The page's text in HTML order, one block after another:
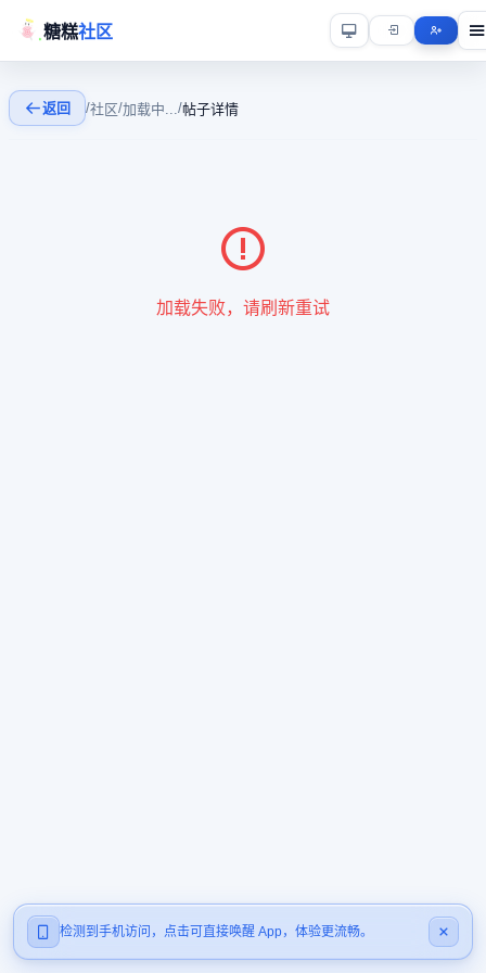
糖糕社区
检测到手机访问，点击可直接唤醒 App，体验更流畅。
返回 /社区/加载中.../帖子详情
加载失败，请刷新重试